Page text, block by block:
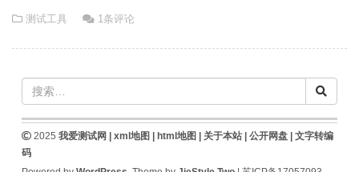
测试工具 1条评论
2025 我爱测试网 | xml地图 html地图 关于本站| 公开网盘| 文字转编
码